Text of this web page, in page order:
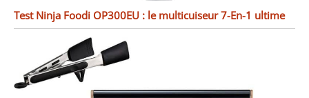
Test Ninja Foodi OP300EU : le multicuiseur 7-En-1 ultime